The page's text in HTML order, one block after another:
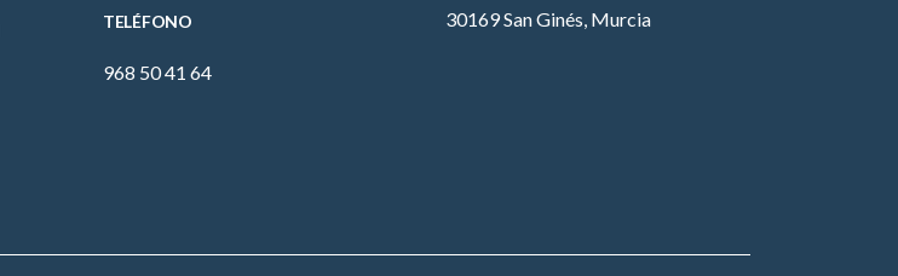
TELÉFONO
968 50 41 64
30169 San Ginés, Murcia